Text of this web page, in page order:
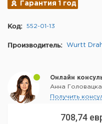
708,74
Гарантия 1 год
Код: 552-01-13
Производитель: Wurtt
Онлайн
Анна
Получить